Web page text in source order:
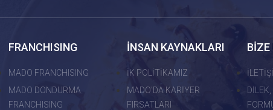
FRANCHISING
MADO FRANCHISING
MADO DONDURMA
FRANCHISING
İNSAN KAYNAKLARI
İK POLİTİKAMIZ
MADO'DA KARİYER
FIRSATLARI
BİZE